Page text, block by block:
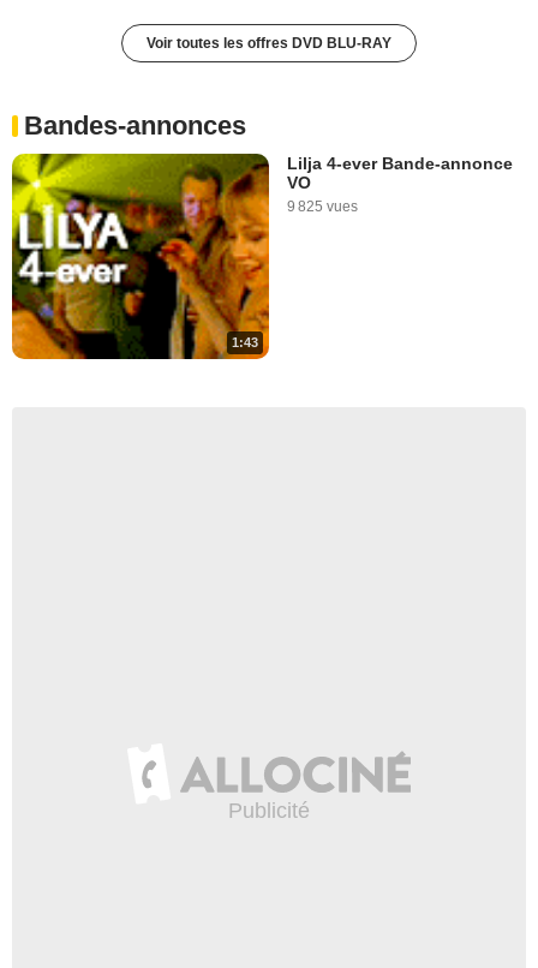
Voir toutes les offres DVD BLU-RAY
Bandes-annonces
1:43
Lilja 4-ever Bande-annonce
VO
9 825 vues